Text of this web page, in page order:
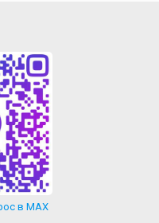
в MAX